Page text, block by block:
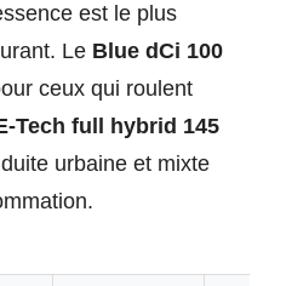
est le plus
Le Blue dCi 100
ceux qui roulent
Tech full hybrid 145
urbaine et mixte